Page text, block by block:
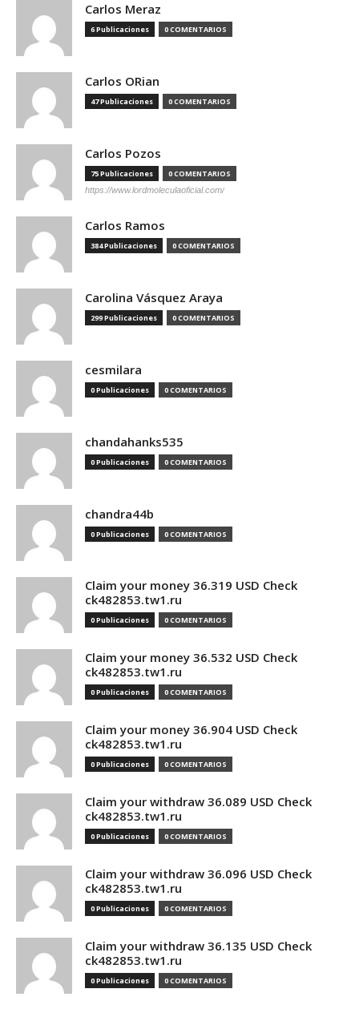
Carlos Meraz
6 Publicaciones 0 COMENTARIOS
Carlos ORian
47 Publicaciones 0 COMENTARIOS
Carlos Pozos
75 Publicaciones 0 COMENTARIOS
https://www.lordmoleculaoficial.com/
Carlos Ramos
384 Publicaciones 0 COMENTARIOS
Carolina Vásquez Araya
299 Publicaciones 0 COMENTARIOS
cesmilara
0 Publicaciones 0 COMENTARIOS
chandahanks535
0 Publicaciones 0 COMENTARIOS
chandra44b
0 Publicaciones 0 COMENTARIOS
Claim your money 36.319 USD Check
ck482853.tw1.ru
0 Publicaciones 0 COMENTARIOS
Claim your money 36.532 USD Check
ck482853.tw1.ru
0 Publicaciones 0 COMENTARIOS
Claim your money 36.904 USD Check
ck482853.tw1.ru
0 Publicaciones 0 COMENTARIOS
Claim your withdraw 36.089 USD Check
ck482853.tw1.ru
0 Publicaciones 0 COMENTARIOS
Claim your withdraw 36.096 USD Check
ck482853.tw1.ru
0 Publicaciones 0 COMENTARIOS
Claim your withdraw 36.135 USD Check
ck482853.tw1.ru
0 Publicaciones 0 COMENTARIOS